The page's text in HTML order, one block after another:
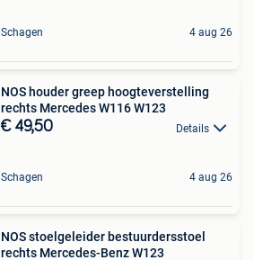
Schagen 4 aug 26
NOS houder greep hoogteverstelling
rechts Mercedes W116 W123
€ 49,50 Details
Schagen 4 aug 26
NOS stoelgeleider bestuurdersstoel
rechts Mercedes-Benz W123